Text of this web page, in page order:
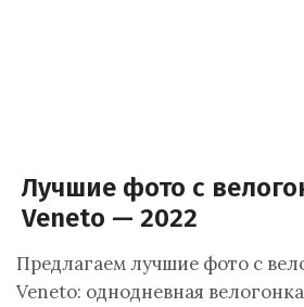
Лучшие фото с
Veneto — 2022
Предлагаем лучшие фото с
Veneto: однодневная